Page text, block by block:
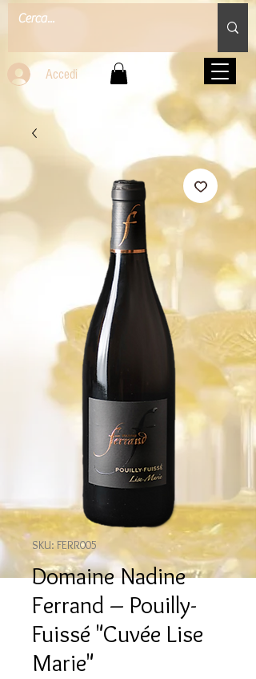
Accedi
SKU: FERR005
Domaine Nadine
Ferrand – Pouilly-
Fuissé "Cuvée Lise
Marie"